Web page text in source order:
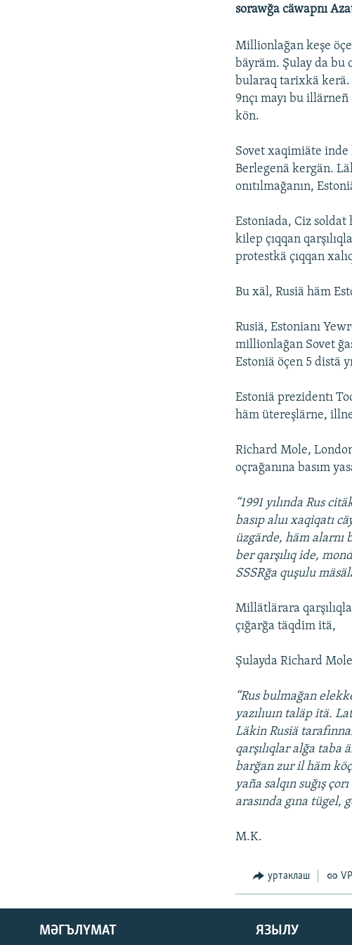
ӘЙДӘ ONLINE
sorawğa cäwapnı
Millionlağan keşe
bäyräm. Şulay da bu
bularaq tarixkä kerä.
9nçı mayı bu
kön.
Sovet xaqimiäte inde
Berlegenä kergän.
onıtılmağanın,
Estoniada, Ciz soldat
kilep çıqqan
protestkä çıqqan
Bu xäl, Rusiä häm
Rusiä, Estonianı
millionlağan Sovet
Estoniä öçen 5 distä
Estoniä prezidentı
häm ütereşlärne,
Richard Mole,
oçrağanına basım
“1991 yılında Rus
basıp aluı xaqiqatı
üzgärde, häm alarnı
ber qarşılıq ide,
SSSRğa quşulu
Millätlärara
çığarğa täqdim itä,
Şulayda Richard
“Rus bulmağan
yazılıuın taläp itä.
Läkin Rusiä
qarşılıqlar alğa taba
barğan zur il häm
yaña salqın suğış
arasında gına tügel,
M.K.
уртаклаш
МӘГЪЛҮМАТ ЯЗЫЛУ